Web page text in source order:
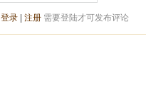
登录 注册 需要登陆才可发布评论